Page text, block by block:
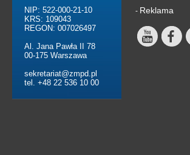
NIP: 522-000-21-10
KRS: 109043
REGON: 007026497
Al. Jana Pawła II 78
00-175 Warszawa
sekretariat@zmpd.pl
tel. +48 22 536 10 00
- Reklama